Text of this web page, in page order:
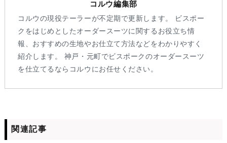
コルウ編集部
コルウの現役テーラーが不定期で更新します。 ビスポー
クをはじめとしたオーダースーツに関するお役立ち情
報、おすすめの生地やお仕立て方法などをわかりやすく
紹介します。 神戸・元町でビスポークのオーダースーツ
を仕立てるならコルウにお任せください。
関連記事